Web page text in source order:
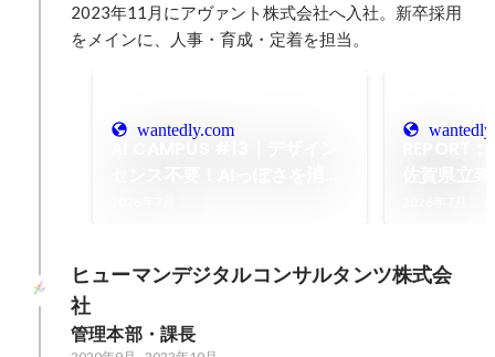
2023年11月にアヴァント株式会社へ入社。新卒採用
をメインに、人事・育成・定着を担当。
wantedly.com
た。
ヒューマンデジタルコンサルタンツ株式会
社
管理本部・課長